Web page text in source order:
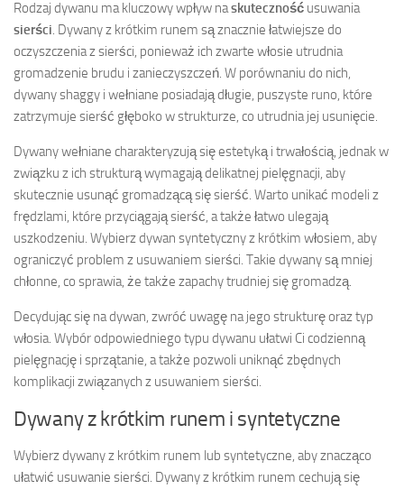
Rodzaj dywanu ma kluczowy wpływ naskuteczność usuwania
sierści . Dywany z krótkim runem są znacznie łatwiejsze do
oczyszczenia z sierści, ponieważ ich zwarte włosie utrudnia
gromadzenie brudu i zanieczyszczeń. W porównaniu do nich,
dywany shaggy i wełniane posiadają długie, puszyste runo, które
zatrzymuje sierść głęboko w strukturze, co utrudnia jej usunięcie.
Dywany wełniane charakteryzują się estetyką i trwałością, jednak w
związku z ich strukturą wymagają delikatnej pielęgnacji, aby
skutecznie usunąć gromadzącą się sierść. Warto unikać modeli z
frędzlami, które przyciągają sierść, a także łatwo ulegają
uszkodzeniu. Wybierz dywan syntetyczny z krótkim włosiem, aby
ograniczyć problem z usuwaniem sierści. Takie dywany są mniej
chłonne, co sprawia, że także zapachy trudniej się gromadzą.
Decydując się na dywan, zwróć uwagę na jego strukturę oraz typ
włosia. Wybór odpowiedniego typu dywanu ułatwi Ci codzienną
pielęgnację i sprzątanie, a także pozwoli uniknąć zbędnych
komplikacji związanych z usuwaniem sierści.
Dywany z krótkim runem i syntetyczne
Wybierz dywany z krótkim runem lub syntetyczne, aby znacząco
ułatwić usuwanie sierści. Dywany z krótkim runem cechują się